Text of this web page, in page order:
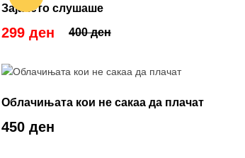
Зајачето слушаше
400 ден
299 ден
Облачињата кои не сакаа да плачат
450 ден